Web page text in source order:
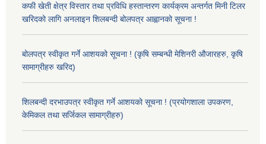
कफी खेती क्षेत्र विस्तार तथा प्रविधि हस्तान्तरण कार्यक्रम अन्तर्गत मिनी टिलर
खरिदको लागि अनलाइन शिलबन्दी बोलपत्र आह्वानको सूचना !
बोलपत्र स्वीकृत गर्ने आशयको सूचना ! (कृषि सम्बन्धी मेशिनरी औजारहरु, कृषि
सामाग्रीहरु खरिद)
शिलबन्दी दरभाउपत्र स्वीकृत गर्ने आशयको सूचना ! (प्रयोगशाला उपकरण,
केमिकल तथा सर्जिकल सामाग्रीहरु)